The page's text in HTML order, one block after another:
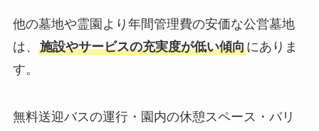
他の墓地や霊園より年間管理費の安価な公営墓地
は、 施設やサービスの充実度が低い傾向にありま
す。
無料送迎バスの運行・園内の休憩スペース・バリ